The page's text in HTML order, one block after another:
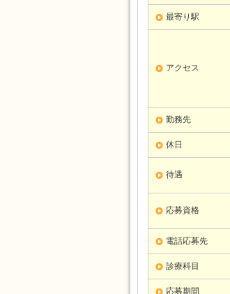
最寄り駅
アクセス
勤務先
休日
待遇
応募資格
電話応募先
診療科目
応募期間